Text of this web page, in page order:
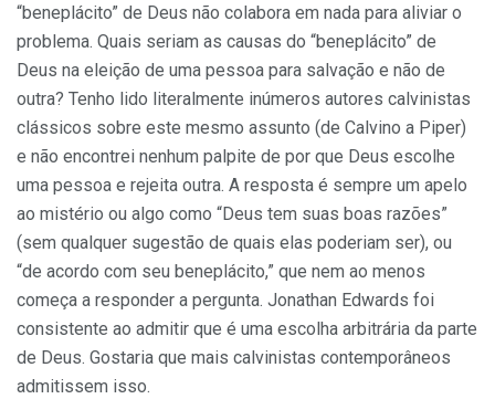
“beneplácito” de Deus não colabora em nada para aliviar o
problema. Quais seriam as causas do “beneplácito” de
Deus na eleição de uma pessoa para salvação e não de
outra? Tenho lido literalmente inúmeros autores calvinistas
clássicos sobre este mesmo assunto (de Calvino a Piper)
e não encontrei nenhum palpite de por que Deus escolhe
uma pessoa e rejeita outra. A resposta é sempre um apelo
ao mistério ou algo como “Deus tem suas boas razões”
(sem qualquer sugestão de quais elas poderiam ser), ou
“de acordo com seu beneplácito,” que nem ao menos
começa a responder a pergunta. Jonathan Edwards foi
consistente ao admitir que é uma escolha arbitrária da parte
de Deus. Gostaria que mais calvinistas contemporâneos
admitissem isso.